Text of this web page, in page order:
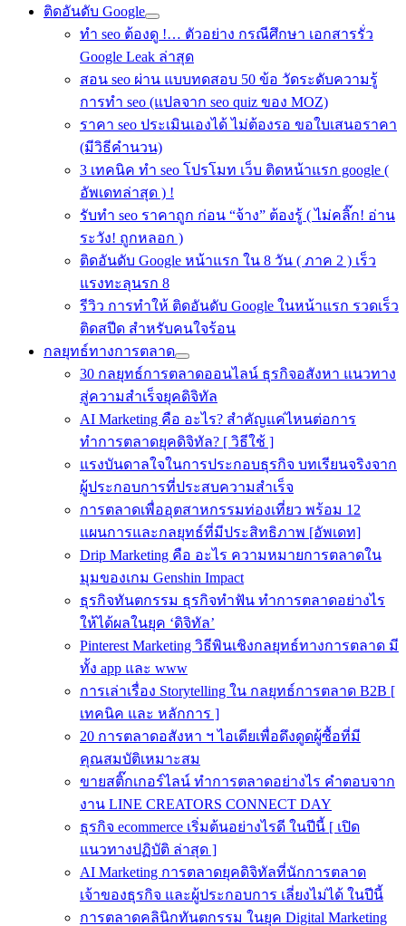
ติดอันดับ Google
ทำ seo ต้องดู !… ตัวอย่าง กรณีศึกษา เอกสารรั่ว
Google Leak ล่าสุด
สอน seo ผ่าน แบบทดสอบ 50 ข้อ วัดระดับความรู้
การทำ seo (แปลจาก seo quiz ของ MOZ)
ราคา seo ประเมินเองได้ ไม่ต้องรอ ขอใบเสนอราคา
(มีวิธีคำนวน)
3 เทคนิค ทำ seo โปรโมท เว็บ ติดหน้าแรก google (
อัพเดทล่าสุด ) !
รับทำ seo ราคาถูก ก่อน “จ้าง” ต้องรู้ ( ไม่คลิ๊ก! อ่าน
ระวัง! ถูกหลอก )
ติดอันดับ Google หน้าแรก ใน 8 วัน ( ภาค 2 ) เร็ว
แรงทะลุนรก 8
รีวิว การทำให้ ติดอันดับ Google ในหน้าแรก รวดเร็ว
ติดสปีด สำหรับคนใจร้อน
กลยุทธ์ทางการตลาด
30 กลยุทธ์การตลาดออนไลน์ ธุรกิจอสังหา แนวทาง
สู่ความสำเร็จยุคดิจิทัล
AI Marketing คือ อะไร? สำคัญแค่ไหนต่อการ
ทำการตลาดยุคดิจิทัล? [ วิธีใช้ ]
แรงบันดาลใจในการประกอบธุรกิจ บทเรียนจริงจาก
ผู้ประกอบการที่ประสบความสำเร็จ
การตลาดเพื่ออุตสาหกรรมท่องเที่ยว พร้อม 12
แผนการและกลยุทธ์ที่มีประสิทธิภาพ [อัพเดท]
Drip Marketing คือ อะไร ความหมายการตลาดใน
มุมของเกม Genshin Impact
ธุรกิจทันตกรรม ธุรกิจทำฟัน ทำการตลาดอย่างไร
ให้ได้ผลในยุค ‘ดิจิทัล’
Pinterest Marketing วิธีพินเชิงกลยุทธ์ทางการตลาด มี
ทั้ง app และ www
การเล่าเรื่อง Storytelling ใน กลยุทธ์การตลาด B2B [
เทคนิค และ หลักการ ]
20 การตลาดอสังหา ฯ ไอเดียเพื่อดึงดูดผู้ซื้อที่มี
คุณสมบัติเหมาะสม
ขายสติ๊กเกอร์ไลน์ ทำการตลาดอย่างไร คำตอบจาก
งาน LINE CREATORS CONNECT DAY
ธุรกิจ ecommerce เริ่มต้นอย่างไรดี ในปีนี้ [ เปิด
แนวทางปฏิบัติ ล่าสุด ]
AI Marketing การตลาดยุคดิจิทัลที่นักการตลาด
เจ้าของธุรกิจ และผู้ประกอบการ เลี่ยงไม่ได้ ในปีนี้
การตลาดคลินิกทันตกรรม ในยุค Digital Marketing